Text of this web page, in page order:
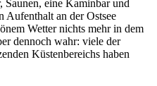
Saunen, eine Kaminbar und
Aufenthalt an der Ostsee
Wetter nichts mehr in dem
dennoch wahr: viele der
Küstenbereichs haben